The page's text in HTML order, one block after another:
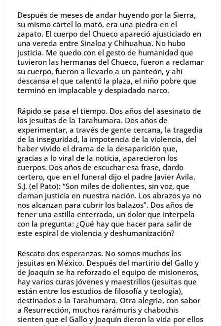
Después de meses de andar huyendo por la Sierra,
su mismo cártel lo mató, era una piedra en el
zapato. El cuerpo del Chueco apareció ajusticiado en
una vereda entre Sinaloa y Chihuahua. No hubo
justicia. Me quedo con el gesto de humanidad que
tuvieron las hermanas del Chueco, fueron a reclamar
su cuerpo, fueron a llevarlo a un panteón, y ahí
descansa el que calentó la plaza, el niño pobre que
terminó en implacable y despiadado narco.
Rápido se pasa el tiempo. Dos años del asesinato de
los jesuitas de la Tarahumara. Dos años de
experimentar, a través de gente cercana, la tragedia
de la inseguridad, la impotencia de la violencia, del
haber vivido el drama de la desaparición que,
gracias a lo viral de la noticia, aparecieron los
cuerpos. Dos años de escuchar esa frase, dardo
certero, que en el funeral dijo el padre Javier Ávila,
S.J. (el Pato): “Son miles de dolientes, sin voz, que
claman justicia en nuestra nación. Los abrazos ya no
nos alcanzan para cubrir los balazos”. Dos años de
tener una astilla enterrada, un dolor que interpela
con la pregunta: ¿Qué hay que hacer para salir de
este espiral de violencia y deshumanización?
Rescato dos esperanzas. No somos muchos los
jesuitas en México. Después del martirio del Gallo y
de Joaquín se ha reforzado el equipo de misioneros,
hay varios curas jóvenes y maestrillos (jesuitas que
están entre los estudios de filosofía y teología),
destinados a la Tarahumara. Otra alegría, con sabor
a Resurrección, muchos rarámuris y chabochis
sienten que el Gallo y Joaquín dieron la vida por ellos